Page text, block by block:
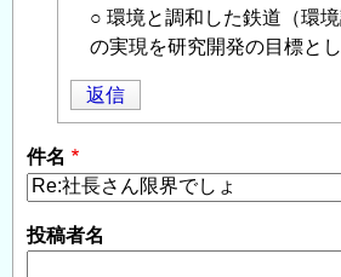
○ 環境と調和した鉄道（環境
の実現を研究開発の目標とし
返信
件名
投稿者名